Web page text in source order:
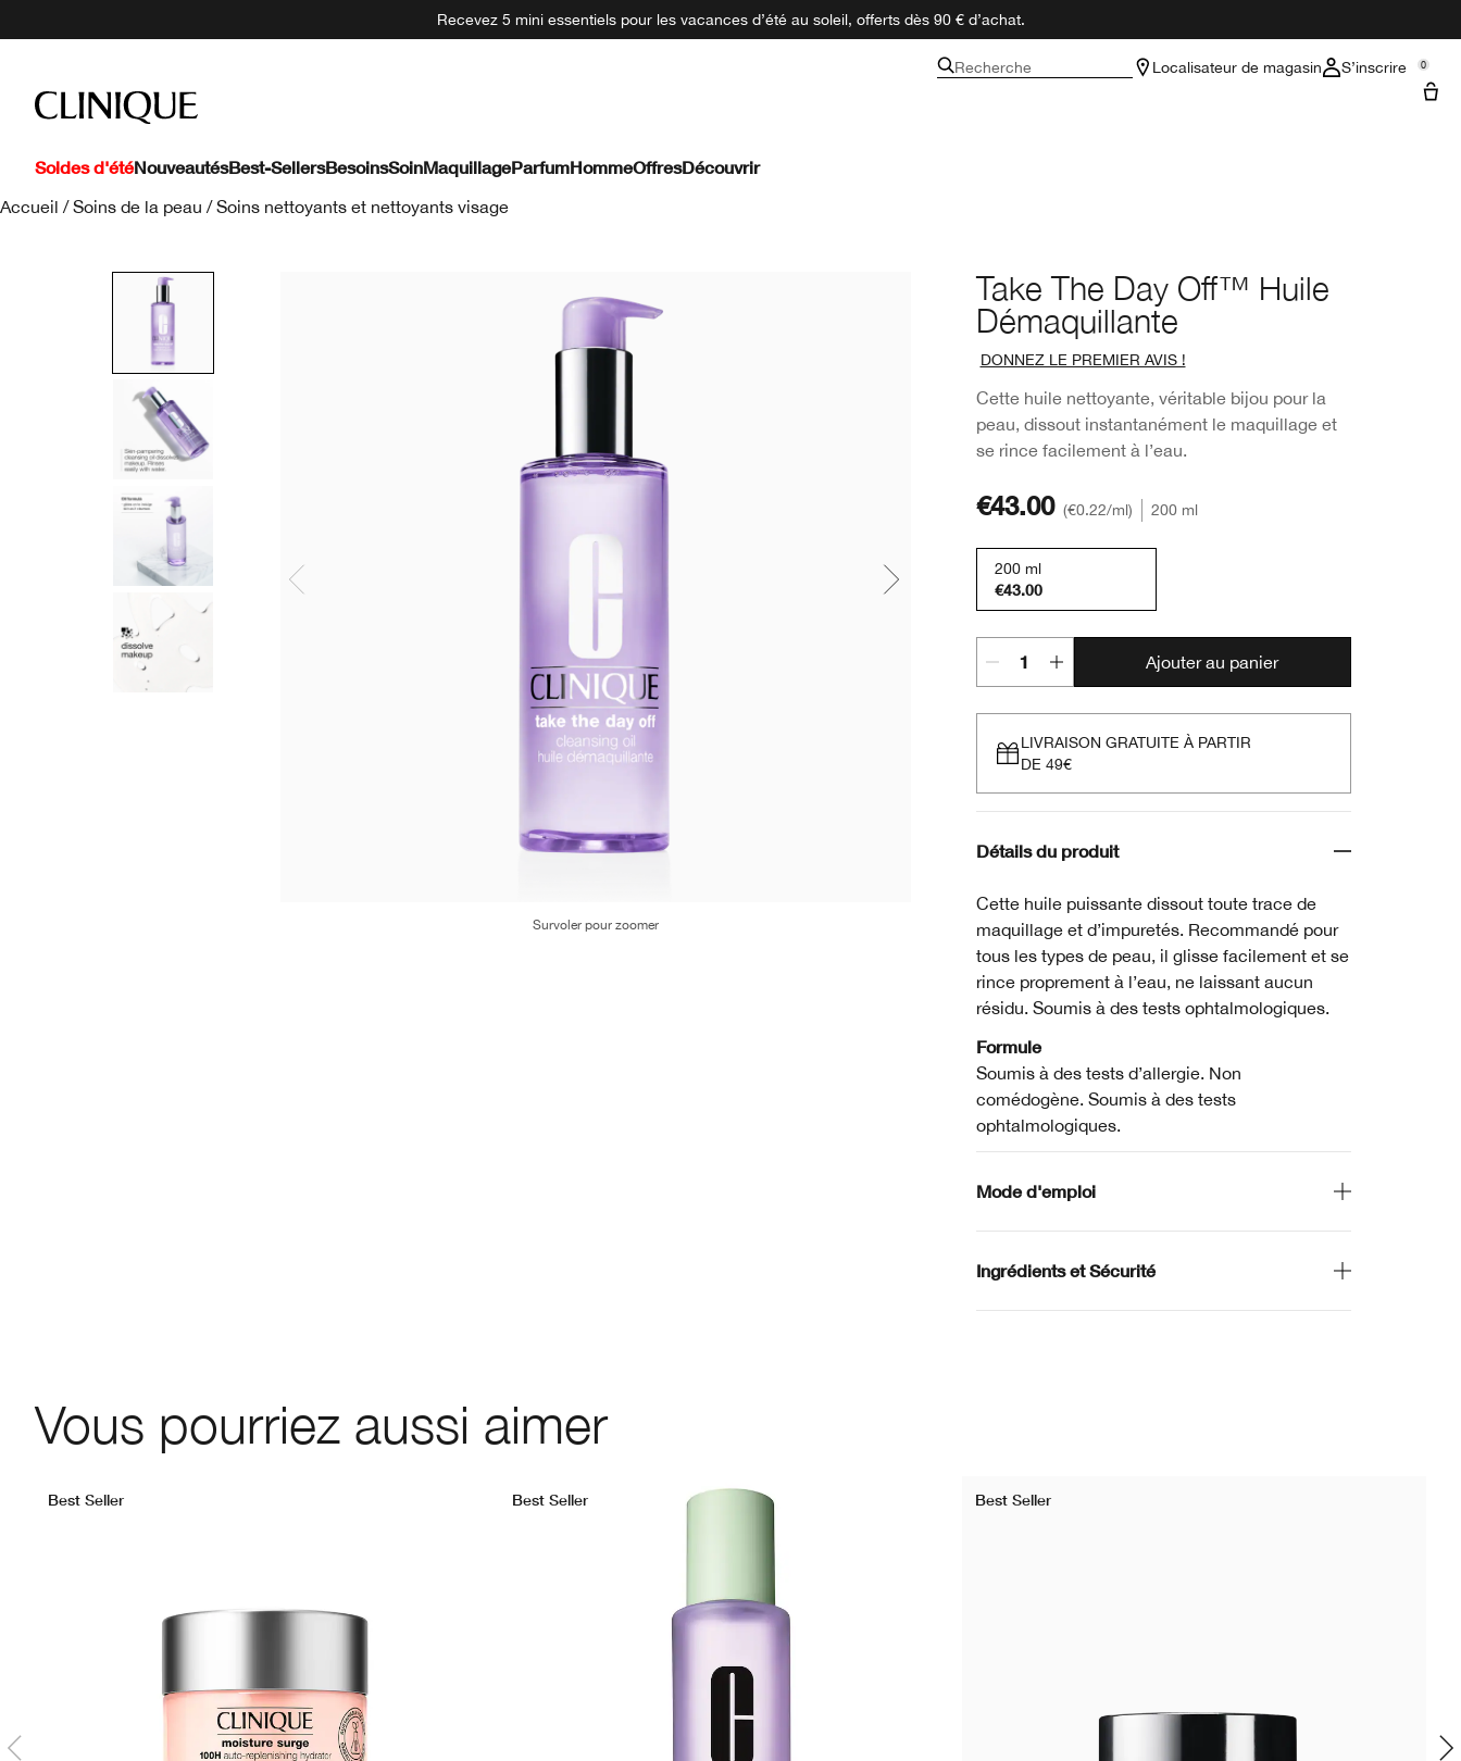
Recevez 5 mini essentiels pour les vacances d’été au soleil, offerts dès 90 € d’achat.
Recherche Localisateur de magasin S’inscrire 0
Soldes d'étéNouveautésBest-SellersBesoinsSoinMaquillageParfumHommeOffresDécouvrir
Accueil / Soins de la peau / Soins nettoyants et nettoyants visage
Take The Day Off™ Huile
Démaquillante
DONNEZ LE PREMIER AVIS !
Cette huile nettoyante, véritable bijou pour la
peau, dissout instantanément le maquillage et
se rince facilement à l’eau.
Survoler pour zoomer
€43.00 €0.22/ml 200 ml
200 ml
€43.00
Ajouter au panier
LIVRAISON GRATUITE À PARTIR
DE 49€
Détails du produit
Cette huile puissante dissout toute trace de
maquillage et d’impuretés. Recommandé pour
tous les types de peau, il glisse facilement et se
rince proprement à l’eau, ne laissant aucun
résidu. Soumis à des tests ophtalmologiques.
Formule
Soumis à des tests d’allergie. Non
comédogène. Soumis à des tests
ophtalmologiques.
Mode d'emploi
Ingrédients et Sécurité
Vous pourriez aussi aimer
Best Seller Best Seller Best Seller